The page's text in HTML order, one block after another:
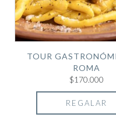
TOUR
ROMA
$170.000
REGALAR